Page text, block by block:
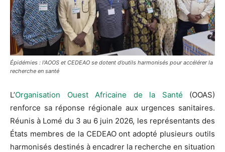
Épidémies : l'AOOS et CEDEAO se dotent d’outils harmonisés pour accélérer la
recherche en santé
L’Organisation Ouest Africaine de la Santé (OOAS)
renforce sa réponse régionale aux urgences sanitaires.
Réunis à Lomé du 3 au 6 juin 2026, les représentants des
États membres de la CEDEAO ont adopté plusieurs outils
harmonisés destinés à encadrer la recherche en situation